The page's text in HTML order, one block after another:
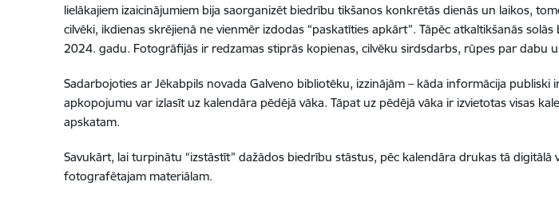
lielākajiem izaicinājumiem bija saorganizēt biedrību tikšanos konkrētās dienās un laikos,
cilvēki, ikdienas skrējienā ne vienmēr izdodas “paskatīties apkārt”. Tāpēc atkaltikšanās
2024. gadu. Fotogrāfijās ir redzamas stiprās kopienas, cilvēku sirdsdarbs, rūpes par dabu
Sadarbojoties ar Jēkabpils novada Galveno bibliotēku, izzinājām – kāda informācija
apkopojumu var izlasīt uz kalendāra pēdējā vāka. Tāpat uz pēdējā vāka ir izvietotas visas
apskatam.
Savukārt, lai turpinātu “izstāstīt” dažādos biedrību stāstus, pēc kalendāra drukas tā
fotografētajam materiālam.